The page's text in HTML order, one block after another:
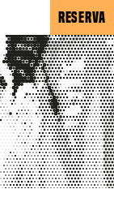
RESERVA